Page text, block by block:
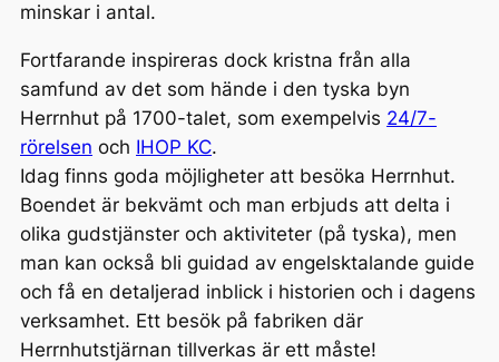
minskar i antal.
Fortfarande inspireras dock kristna från alla
samfund av det som hände i den tyska byn
Herrnhut på 1700-talet, som exempelvis 24/7-
rörelsen och IHOP KC.
Idag finns goda möjligheter att besöka Herrnhut.
Boendet är bekvämt och man erbjuds att delta i
olika gudstjänster och aktiviteter (på tyska), men
man kan också bli guidad av engelsktalande guide
och få en detaljerad inblick i historien och i dagens
verksamhet. Ett besök på fabriken där
Herrnhutstjärnan tillverkas är ett måste!